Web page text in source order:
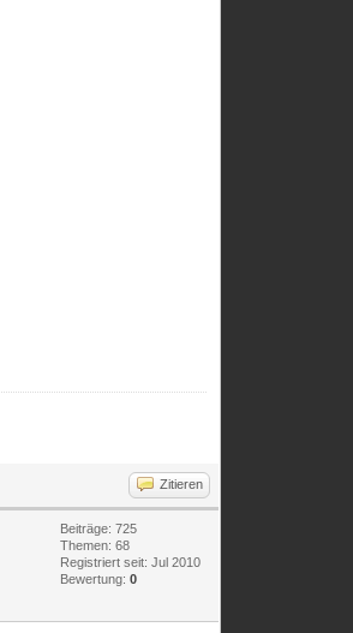
Zitieren
Beiträge: 725
Themen: 68
Registriert seit: Jul 2010
Bewertung:0